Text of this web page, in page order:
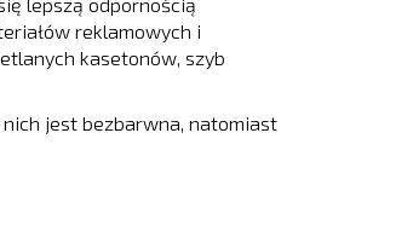
reklamowych i
kasetonów, szyb
nich jest bezbarwna, natomiast